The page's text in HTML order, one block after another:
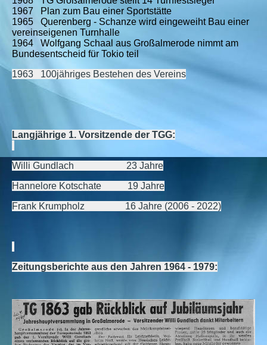
1967 Plan zum Bau einer Sportstätte
1965 Querenberg - Schanze wird eingeweiht Bau einer
vereinseigenen Turnhalle
1964 Wolfgang Schaal aus Großalmerode nimmt am
Bundesentscheid für Tokio teil
1963 100jähriges Bestehen des Vereins
Langjährige 1. Vorsitzende der TGG:
Willi Gundlach 23 Jahre
Hannelore Kotschate 19 Jahre
Frank Krumpholz 16 Jahre (2006 - 2022)
Zeitungsberichte aus den Jahren 1964 - 1979: